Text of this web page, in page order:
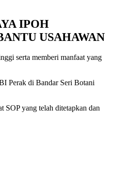
IPOH
USAHAWAN
serta memberi manfaat yang
Perak di Bandar Seri Botani
SOP yang telah ditetapkan dan